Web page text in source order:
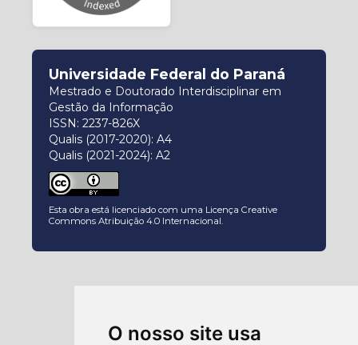
O nosso site usa
Universidade Federal do Paraná
Mestrado e Doutorado Interdisciplinar em
Gestão da Informação
ISSN: 2237-826X
Qualis (2017-2020): A4
Qualis (2021-2024): A2
Esta obra está licenciado com uma Licença Creative
Commons Atribuição 4.0 Internacional.